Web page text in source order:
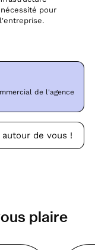
de l'agence
de vous !
pour
plaire